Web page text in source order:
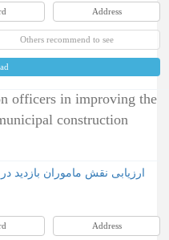
Address
Others recommend to see
officers in improving the
construction
ارزیابی نقش ماموران بازدید
Address